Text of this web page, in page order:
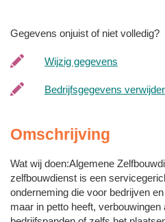
Gegevens onjuist of niet volledig?
Wijzig gegevens
Bedrijfsgegevens
Omschrijving
Wat wij doen:Algemene
zelfbouwdienst is een
onderneming die voor bedrijven
maar in petto heeft, verbouwingen